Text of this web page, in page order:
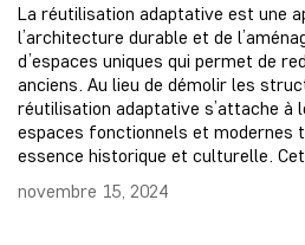
La réutilisation adaptative est une
l’architecture durable et de
d’espaces uniques qui permet de
anciens. Au lieu de démolir les
réutilisation adaptative s’attache à
espaces fonctionnels et modernes
essence historique et culturelle.
novembre 15, 2024